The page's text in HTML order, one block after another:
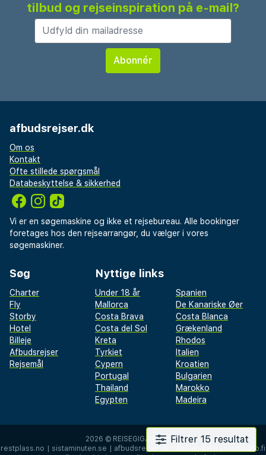
Filtrer 15 resultat
tilbud og rejseinspiration på e-mail?
afbudsrejser.dk
Om os
Kontakt
Ofte stillede spørgsmål
Databeskyttelse & sikkerhed
Vi er en søgemaskine og ikke et rejsebureau. Alle bookinger
foretages hos den rejsearrangør, du vælger i vores
søgemaskiner.
Søg
Charter
Fly
Storby
Hotel
Billeje
Afbudsrejser
Rejsemål
Nyttige links
Under 18 år
Spanien
Mallorca
De Kanariske Øer
Costa Brava
Costa Blanca
Costa del Sol
Grækenland
Kreta
Rhodos
Tyrkiet
Italien
Cypern
Kroatien
Portugal
Bulgarien
Thailand
Marokko
Egypten
Madeira
2026 © REISEGIGANTEN AS
restplass.no
sistaminuten.se afbudsrejser.dk
rantapallo.fi